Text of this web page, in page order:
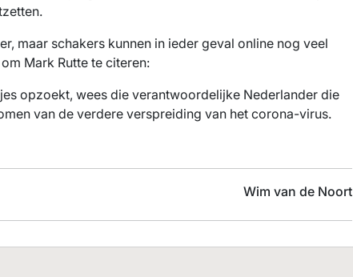
maar schakers kunnen in ieder geval online nog veel
Mark Rutte te citeren:
opzoekt, wees die verantwoordelijke Nederlander die
van de verdere verspreiding van het corona-virus.
Wim van de Noort